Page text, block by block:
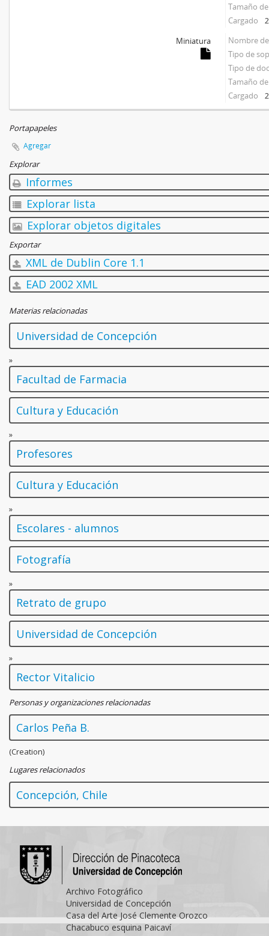
Tamaño
Cargado
Miniatura
Nombre
Tipo de
Tipo de
Tamaño
Cargado
Portapapeles
Agregar
Explorar
Informes
Explorar lista
Explorar objetos digitales
Exportar
XML de Dublin Core 1.1
EAD 2002 XML
Materias relacionadas
Universidad de Concepción
»
Facultad de Farmacia
Cultura y Educación
»
Profesores
Cultura y Educación
»
Escolares - alumnos
Fotografía
»
Retrato de grupo
Universidad de Concepción
»
Rector Vitalicio
Personas y organizaciones relacionadas
Carlos Peña B.
(Creation)
Lugares relacionados
Concepción, Chile
Archivo Fotográfico
Universidad de Concepción
Casa del Arte José Clemente Orozco
Chacabuco esquina Paicaví